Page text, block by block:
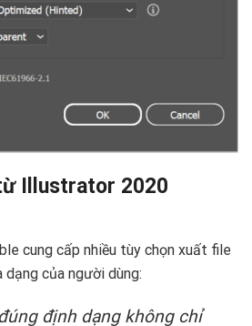
Illustrator 2020
cung cấp nhiều tùy chọn xuất file
của người dùng:
định dạng không chỉ